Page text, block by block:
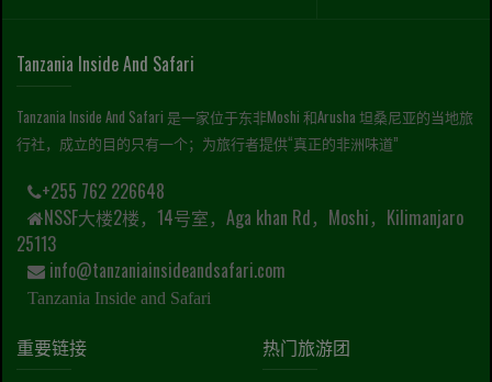
Tanzania Inside And Safari
Tanzania Inside And Safari 是一家位于东非Moshi 和Arusha 坦桑尼亚的当地旅
行社，成立的目的只有一个；为旅行者提供“真正的非洲味道”
+255 762 226648
NSSF大楼2楼，14号室，Aga khan Rd，Moshi，Kilimanjaro
25113
info@tanzaniainsideandsafari.com
Tanzania Inside and Safari
重要链接 热门旅游团